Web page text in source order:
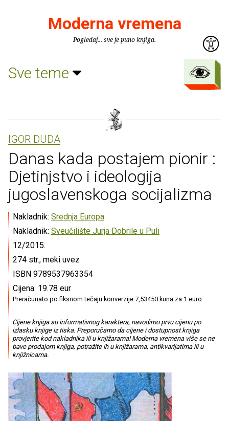
Moderna vremena
Pogledaj... sve je puno knjiga.
Sve teme
IGOR DUDA
Danas kada postajem pionir :
Djetinjstvo i ideologija
jugoslavenskoga socijalizma
Nakladnik: Srednja Europa
Nakladnik: Sveučilište Jurja Dobrile u Puli
12/2015.
274 str., meki uvez
ISBN 9789537963354
Cijena: 19.78 eur
Preračunato po fiksnom tečaju konverzije 7,53450 kuna za 1 euro
Cijene knjiga su informativnog karaktera, navodimo prvu cijenu po
izlasku knjige iz tiska. Preporučamo da cijene i dostupnost knjiga
provjerite kod nakladnika ili u knjižarama! Moderna vremena više se ne
bave prodajom knjiga, potražite ih u knjižarama, antikvarijatima ili u
knjižnicama.